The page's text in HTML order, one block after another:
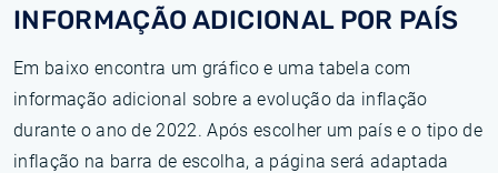
INFORMAÇÃO ADICIONAL POR PAÍS
Em baixo encontra um gráfico e uma tabela com
informação adicional sobre a evolução da inflação
durante o ano de 2022. Após escolher um país e o tipo de
inflação na barra de escolha, a página será adaptada